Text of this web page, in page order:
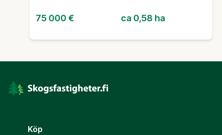
75 000 € ca 0,58 ha
Köp